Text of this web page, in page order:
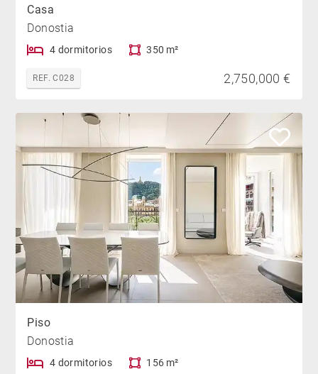
Casa
Donostia
4 dormitorios 350 m²
REF. C028 2,750,000 €
Piso
Donostia
4 dormitorios 156 m²